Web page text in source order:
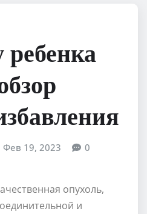
Фев 19, 2023 0
опухоль,
и